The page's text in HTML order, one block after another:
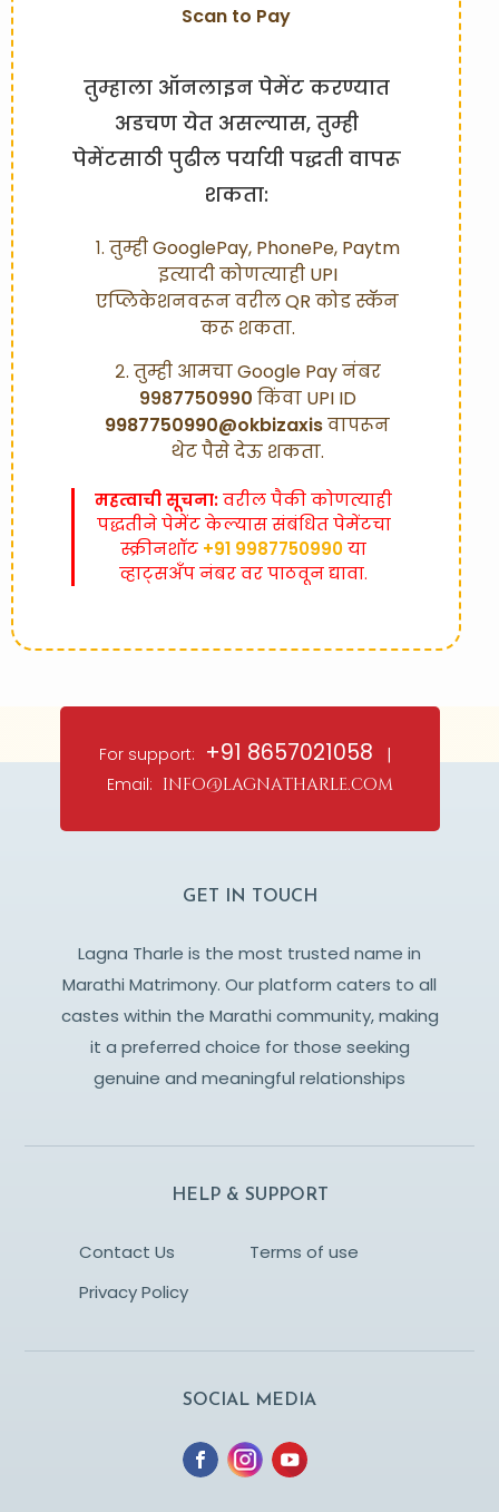
Scan to Pay
तुम्हाला ऑनलाइन पेमेंट करण्यात
अडचण येत असल्यास, तुम्ही
पेमेंटसाठी पुढील पर्यायी पद्धती वापरू
शकता:
१. तुम्ही GooglePay, PhonePe, Paytm
इत्यादी कोणत्याही UPI
एप्लिकेशनवरून वरील QR कोड स्कॅन
करू शकता.
२. तुम्ही आमचा Google Pay नंबर
९९८७७५०९९० किंवा UPI ID
9987750990@okbizaxisवापरून
थेट पैसे देऊ शकता.
महत्वाची सूचना:वरील पैकी कोणत्याही
पद्धतीने पेमेंट केल्यास संबंधित पेमेंटचा
स्क्रीनशॉट +91 9987750990या
व्हाट्सअँप नंबर वर पाठवून द्यावा.
For support: +91 8657021058 |
Email: info@lagnatharle.com
GET IN TOUCH
Lagna Tharle is the most trusted name in
Marathi Matrimony. Our platform caters to all
castes within the Marathi community, making
it a preferred choice for those seeking
genuine and meaningful relationships
HELP & SUPPORT
Contact Us
Terms of use
Privacy Policy
SOCIAL MEDIA